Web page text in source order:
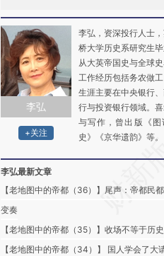
李弘
+关注
李弘，资深投行人士
桥大学历史系研究生
从大英帝国史与全球史
工作经历包括务农做
生涯主要在中央银行
行与投资银行领域。
与写作，曾出版《图
史》《京华遗韵》等。
李弘最新文章
【老地图中的帝都（36）】尾声：帝都民
变奏
【老地图中的帝都（35）】收场不等于历
【老地图中的帝都（34）】 国人学会了大